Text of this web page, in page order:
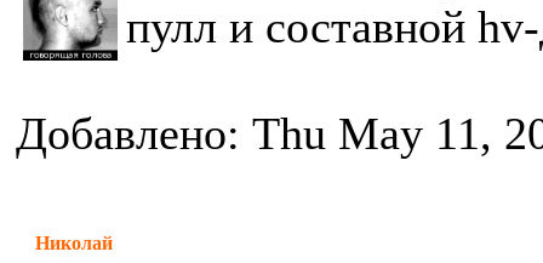
пулл и составной
Добавлено: Thu May 11,
Николай